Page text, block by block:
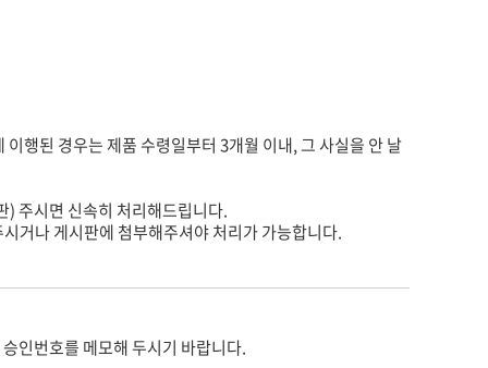
행된 경우는 제품 수령일부터 3개월 이내, 그 사실을 안 날
주시면 신속히 처리해드립니다.
거나 게시판에 첨부해주셔야 처리가 가능합니다.
인번호를 메모해 두시기 바랍니다.